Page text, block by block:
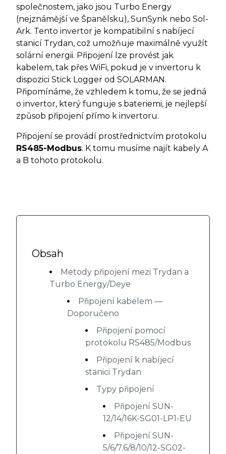
společnostem, jako jsou Turbo Energy
(nejznámější ve Španělsku), SunSynk nebo Sol-
Ark. Tento invertor je kompatibilní s nabíjecí
stanicí Trydan, což umožňuje maximálně využít
solární energii. Připojení lze provést jak
kabelem, tak přes WiFi, pokud je v invertoru k
dispozici Stick Logger od SOLARMAN.
Připomínáme, že vzhledem k tomu, že se jedná
o invertor, který funguje s bateriemi, je nejlepší
způsob připojení přímo k invertoru.
Připojení se provádí prostřednictvím protokolu
RS485-Modbus. K tomu musíme najít kabely A
a B tohoto protokolu.
Obsah
Metody připojení mezi Trydan a
Turbo Energy/Deye
Připojení kabelem —
Doporučeno
Připojení pomocí
protokolu RS485/Modbus
Připojení k nabíjecí
stanici Trydan
Typy připojení
Připojení SUN-
12/14/16K-SG01-LP1-EU
Připojení SUN-
5/6/7.6/8/10/12-SG02-